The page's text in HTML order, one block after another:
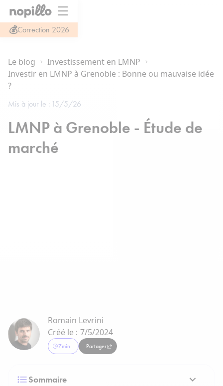
💰Correction 2026
Le blog
Investissement en LMNP
Investir en LMNP à Grenoble : Bonne ou mauvaise idée
?
Mis à jour le : 15/5/26
LMNP à Grenoble - Étude de
marché
Romain Levrini
Créé le : 7/5/2024
7min Partager
Sommaire